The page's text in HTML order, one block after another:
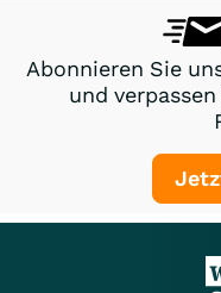
Abonnieren Sie
und